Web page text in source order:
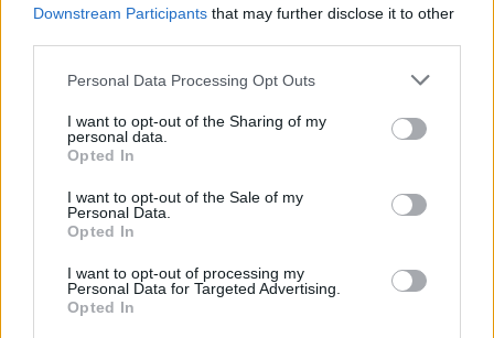
Downstream Participants that may further disclose it to other
Please note that this website/app uses one or more Google
not limited to your visit or usage behaviour. You may click to
grant or deny consent to Google and its third-party tags to
use your data for below specified purposes in below Google
consent section.
Personal Data Processing Opt Outs
I want to opt-out of the Sharing of my
personal data.
Opted In
I want to opt-out of the Sale of my
Personal Data.
Opted In
I want to opt-out of processing my
Personal Data for Targeted Advertising.
Opted In